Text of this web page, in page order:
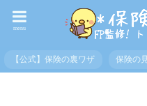
menu
【公式】保険の裏ワザ 保険の